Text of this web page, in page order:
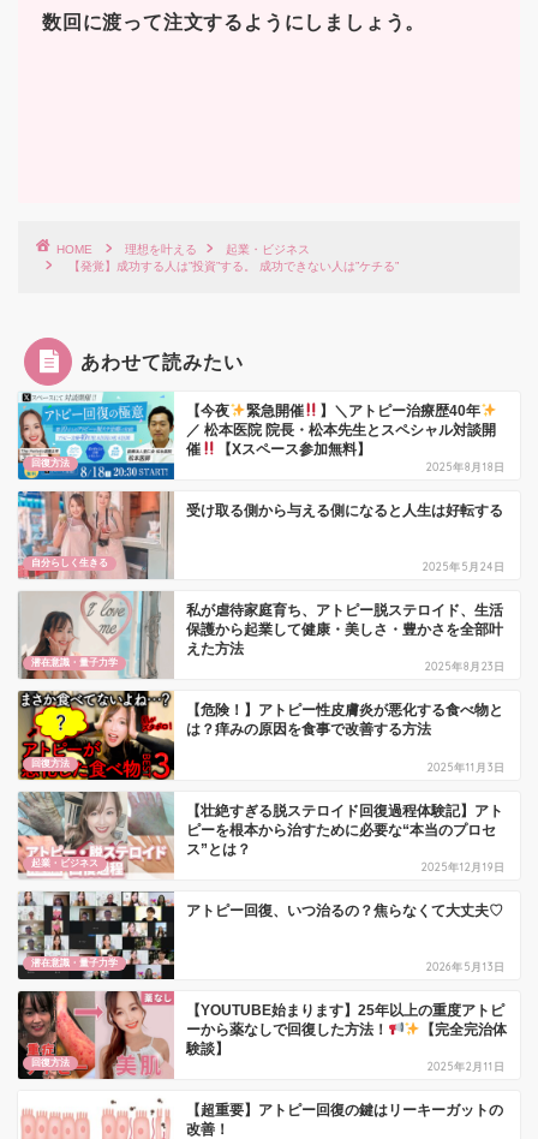
数回に渡って注文するようにしましょう。
HOME 理想を叶える
起業・ビジネス
【発覚】成功する人は”投資”する。 成功できない人は”ケチる”
あわせて読みたい
回復方法
【今夜 緊急開催
】＼アトピー治療歴40年
／ 松本医院 院長・松本先生とスペシャル対談開
催
【Xスペース参加無料】
2025年8月18日
自分らしく生きる
受け取る側から与える側になると人生は好転する
2025年5月24日
潜在意識・量子力学
私が虐待家庭育ち、アトピー脱ステロイド、生活
保護から起業して健康・美しさ・豊かさを全部叶
えた方法
2025年8月23日
回復方法
【危険！】アトピー性皮膚炎が悪化する食べ物と
は？痒みの原因を食事で改善する方法
2025年11月3日
起業・ビジネス
【壮絶すぎる脱ステロイド回復過程体験記】アト
ピーを根本から治すために必要な“本当のプロセ
ス”とは？
2025年12月19日
潜在意識・量子力学
アトピー回復、いつ治るの？焦らなくて大丈夫♡
2026年5月13日
回復方法
【YOUTUBE始まります】25年以上の重度アトピ
ーから薬なしで回復した方法！
【完全完治体
験談】
2025年2月11日
【超重要】アトピー回復の鍵はリーキーガットの
改善！